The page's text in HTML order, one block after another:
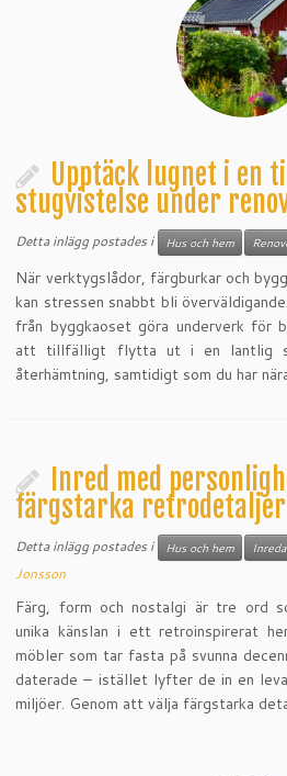
Upptäck lugnet i en
stugvistelse under
Detta inlägg postades i Hus och hem
När verktygslådor, färgburkar och
kan stressen snabbt bli
från byggkaoset göra underverk för
att tillfälligt flytta ut i en lantlig
återhämtning, samtidigt som du har
Inred med
färgstarka retrodetaljer
Detta inlägg postades i Hus och hem
Jonsson
Färg, form och nostalgi är tre ord
unika känslan i ett retroinspirerat
möbler som tar fasta på svunna
daterade – istället lyfter de in en
miljöer. Genom att välja färgstarka